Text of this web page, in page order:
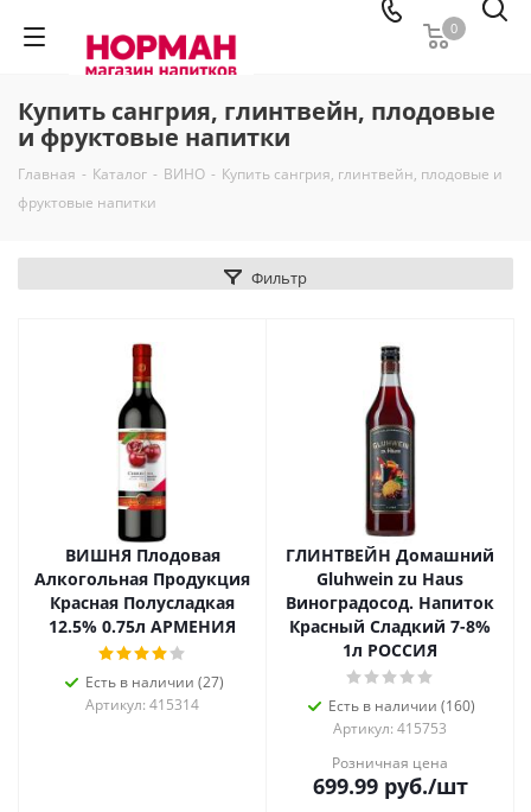
0
Купить сангрия, глинтвейн, плодовые
и фруктовые напитки
Главная - Каталог - ВИНО - Купить сангрия, глинтвейн, плодовые и
фруктовые напитки
Фильтр
ВИШНЯ Плодовая
Алкогольная Продукция
Красная Полусладкая
12.5% 0.75л АРМЕНИЯ
Есть в наличии (27)
Артикул: 415314
ГЛИНТВЕЙН Домашний
Gluhwein zu Haus
Виноградосод. Напиток
Красный Сладкий 7-8%
1л РОССИЯ
Есть в наличии (160)
Артикул: 415753
Розничная цена
699.99руб./шт